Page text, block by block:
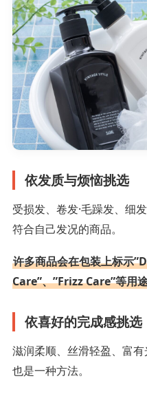
依发质与烦恼挑选
受损发、卷发·毛躁发、细
符合自己发况的商品。
许多商品会在包装上标示
Care”、”Frizz Care”等用
依喜好的完成感挑选
滋润柔顺、丝滑轻盈、富
也是一种方法。